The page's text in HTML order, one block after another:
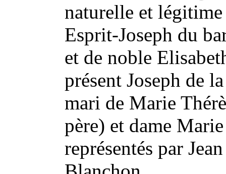
naturelle et
Esprit-Joseph du
et de noble
présent Joseph de
mari de Marie
père) et dame
représentés par